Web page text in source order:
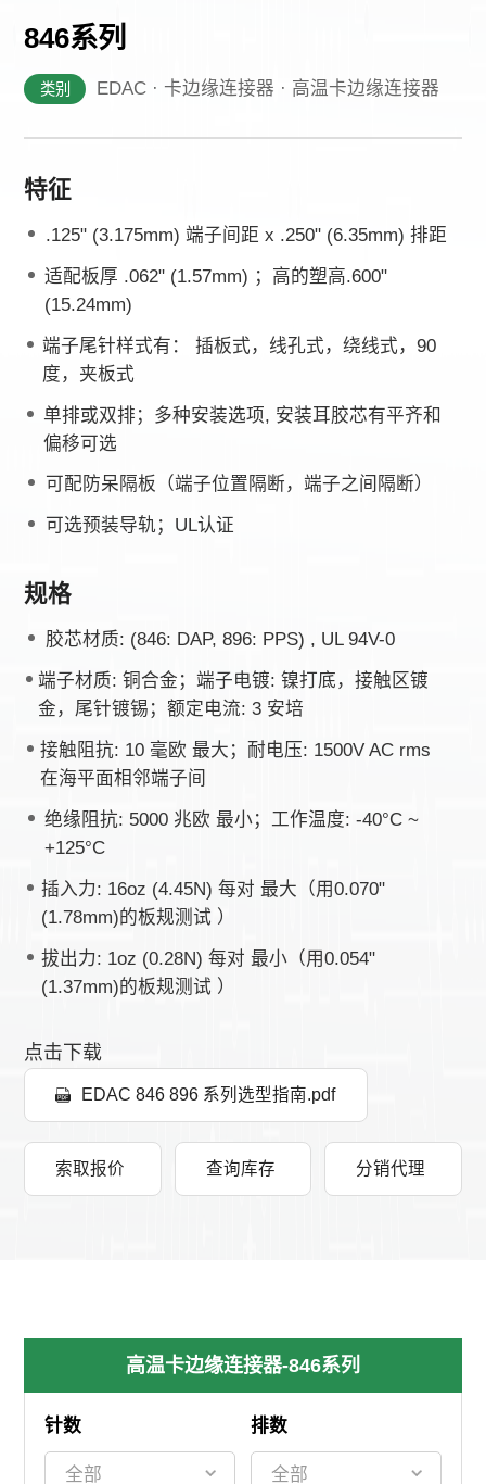
846系列
类别 EDAC · 卡边缘连接器 · 高温卡边缘连接器
特征
.125" (3.175mm) 端子间距 x .250" (6.35mm) 排距
适配板厚 .062" (1.57mm) ；高的塑高.600"
(15.24mm)
端子尾针样式有： 插板式，线孔式，绕线式，90
度，夹板式
单排或双排；多种安装选项, 安装耳胶芯有平齐和
偏移可选
可配防呆隔板（端子位置隔断，端子之间隔断）
可选预装导轨；UL认证
规格
胶芯材质: (846: DAP, 896: PPS) , UL 94V-0
端子材质: 铜合金；端子电镀: 镍打底，接触区镀
金，尾针镀锡；额定电流: 3 安培
接触阻抗: 10 毫欧 最大；耐电压: 1500V AC rms
在海平面相邻端子间
绝缘阻抗: 5000 兆欧 最小；工作温度: -40°C ~
+125°C
插入力: 16oz (4.45N) 每对 最大（用0.070"
(1.78mm)的板规测试 ）
拔出力: 1oz (0.28N) 每对 最小（用0.054"
(1.37mm)的板规测试 ）
点击下载
EDAC 846 896 系列选型指南.pdf
索取报价 查询库存 分销代理
高温卡边缘连接器-846系列
针数 排数